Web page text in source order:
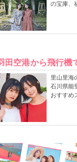
の宝庫、
田空港から飛行機
里山里海
石川県能
おすすめ